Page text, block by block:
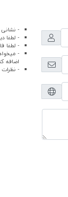
-
- لطفا
- لطفا
-
اضافه
-